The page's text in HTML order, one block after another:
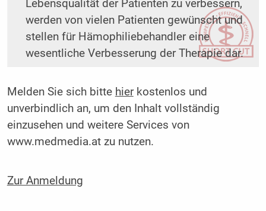
Lebensqualität der Patienten zu verbessern,
werden von vielen Patienten gewünscht und
stellen für Hämophiliebehandler eine
wesentliche Verbesserung der Therapie dar.
Melden Sie sich bitte hierkostenlos und
unverbindlich an, um den Inhalt vollständig
einzusehen und weitere Services von
www.medmedia.at zu nutzen.
Zur Anmeldung